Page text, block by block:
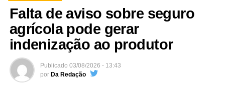
Falta de aviso sobre seguro
agrícola pode gerar
indenização ao produtor
Publicado 03/08/2026 - 13:43
por Da Redação